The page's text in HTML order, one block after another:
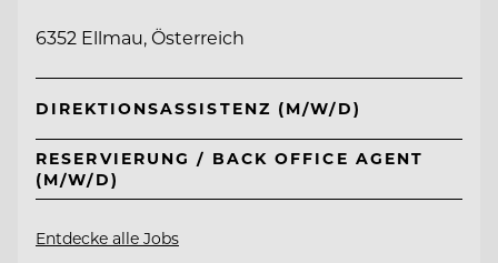
6352 Ellmau, Österreich
DIREKTIONSASSISTENZ (M/W/D)
RESERVIERUNG / BACK OFFICE AGENT
(M/W/D)
Entdecke alle Jobs